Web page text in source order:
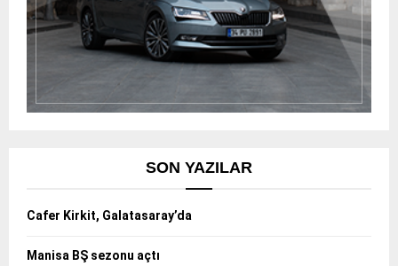
SON YAZILAR
Cafer Kirkit, Galatasaray’da
Manisa BŞ sezonu açtı